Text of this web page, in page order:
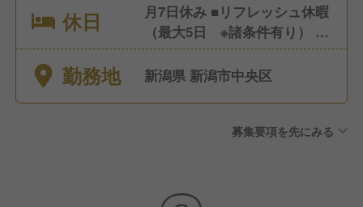
休日
月7日休み ■リフレッシュ休暇
（最大5日 ※諸条件有り） ■
年末年始振替休暇（3日） ■有
休休暇（毎月1日必ず消化）
勤務地 新潟県 新潟市中央区
募集要項を先にみる